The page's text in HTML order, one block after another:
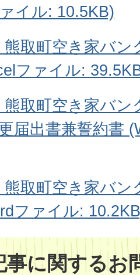
イル: 10.5KB)
熊取町空き家バン
ファイル:
取町空き家バン
届出書兼誓約書
取町空き家バン
ファイル:
事に関するお